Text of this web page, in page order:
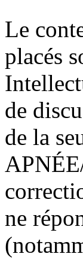
Le
placés
de
de la
ne